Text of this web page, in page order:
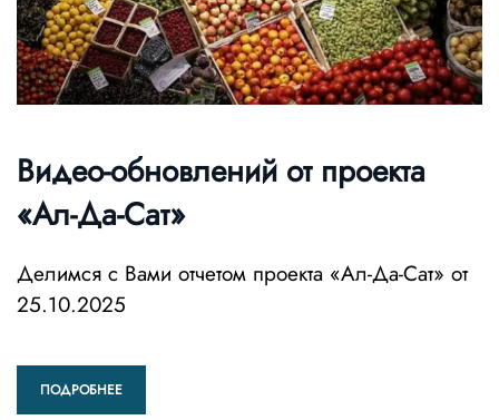
Видео-обновлений от проекта
«Ал-Да-Сат»
Делимся с Вами отчетом проекта «Ал-Да-Сат» от
25.10.2025
ПОДРОБНЕЕ